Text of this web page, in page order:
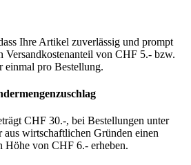
Ihre Artikel zuverlässig und prompt
Versandkostenanteil von CHF 5.- bzw.
einmal pro Bestellung.
CHF 30.-, bei Bestellungen unter
aus wirtschaftlichen Gründen einen
Höhe von CHF 6.- erheben.